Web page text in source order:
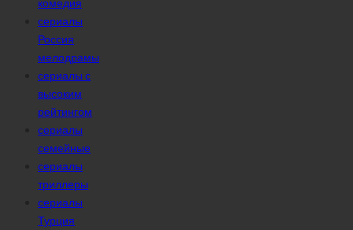
комедия
сериалы
Россия
мелодрамы
сериалы с
высоким
рейтингом
сериалы
семейные
сериалы
триллеры
сериалы
Турция